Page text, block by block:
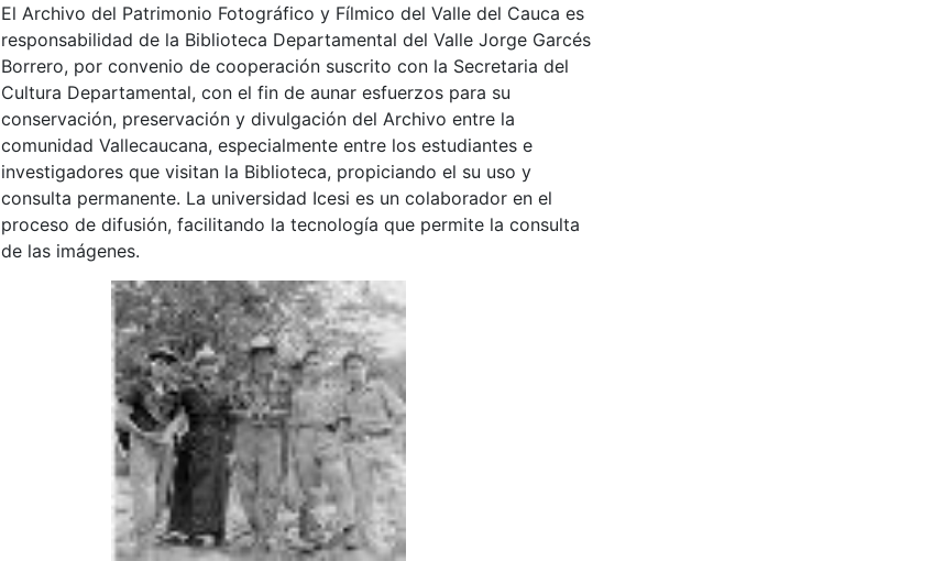
El Archivo del Patrimonio Fotográfico y Fílmico del Valle del Cauca es
responsabilidad de la Biblioteca Departamental del Valle Jorge Garcés
Borrero, por convenio de cooperación suscrito con la Secretaria del
Cultura Departamental, con el fin de aunar esfuerzos para su
conservación, preservación y divulgación del Archivo entre la
comunidad Vallecaucana, especialmente entre los estudiantes e
investigadores que visitan la Biblioteca, propiciando el su uso y
consulta permanente. La universidad Icesi es un colaborador en el
proceso de difusión, facilitando la tecnología que permite la consulta
de las imágenes.